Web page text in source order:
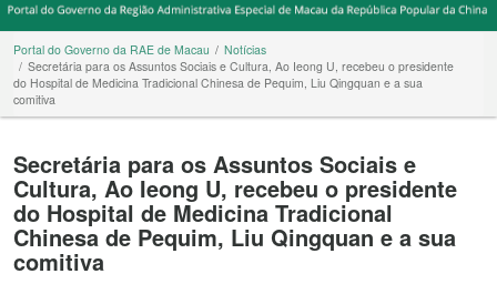
Portal do Governo da RAE de Macau
Notícias
Secretária para os Assuntos Sociais e Cultura, Ao Ieong U, recebeu o presidente
do Hospital de Medicina Tradicional Chinesa de Pequim, Liu Qingquan e a sua
comitiva
Secretária para os Assuntos Sociais e
Cultura, Ao Ieong U, recebeu o presidente
do Hospital de Medicina Tradicional
Chinesa de Pequim, Liu Qingquan e a sua
comitiva